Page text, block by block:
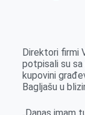
r
n
A
p
p
i
l
Direktori firmi
potpisali su sa
kupovini
Bagljašu u